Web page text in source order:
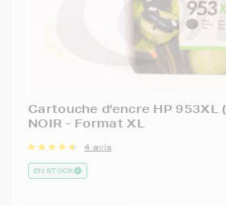
Cartouche d'encre HP 953XL
NOIR - Format XL
4 avis
EN STOCK